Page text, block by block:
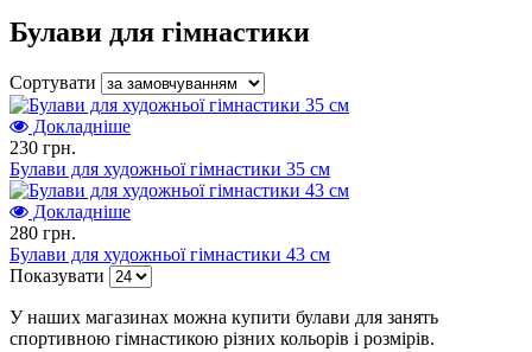
Булави для гімнастики
Сортувати
Докладніше
230 грн.
Булави для художньої гімнастики 35 см
Докладніше
280 грн.
Булави для художньої гімнастики 43 см
Показувати
У наших магазинах можна купити булави для занять
спортивною гімнастикою різних кольорів і розмірів.